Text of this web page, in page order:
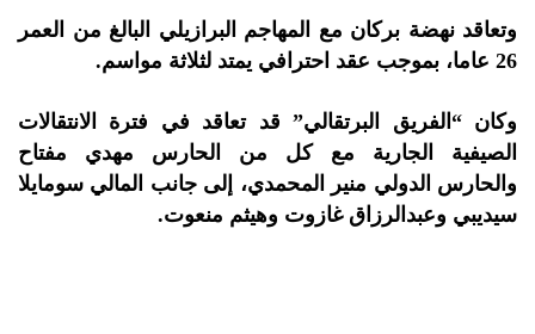
وتعاقد نهضة بركان مع المهاجم البرازيلي البالغ من العمر
26 عاما، بموجب عقد احترافي يمتد لثلاثة مواسم.
وكان “الفريق البرتقالي” قد تعاقد في فترة الانتقالات
الصيفية الجارية مع كل من الحارس مهدي مفتاح
والحارس الدولي منير المحمدي، إلى جانب المالي سومايلا
سيديبي وعبدالرزاق غازوت وهيثم منعوت.